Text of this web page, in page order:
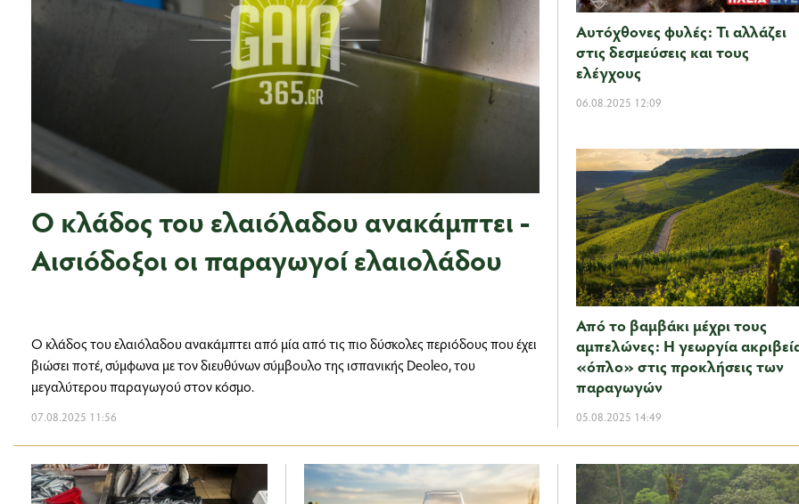
Ο κλάδος του ελαιόλαδου ανακάμπτει -
Αισιόδοξοι οι παραγωγοί ελαιολάδου
Ο κλάδος του ελαιόλαδου ανακάμπτει από μία από τις πιο δύσκολες περιόδους που έχει
βιώσει ποτέ, σύμφωνα με τον διευθύνων σύμβουλο της ισπανικής Deoleo, του
μεγαλύτερου παραγωγού στον κόσμο.
07.08.2025 11:56
Αυτόχθονες φυλές: Τι αλλάζει
στις δεσμεύσεις και τους
ελέγχους
06.08.2025 12:09
Από το βαμβάκι μέχρι τους
αμπελώνες: Η γεωργία
«όπλο» στις προκλήσεις των
παραγωγών
05.08.2025 14:49